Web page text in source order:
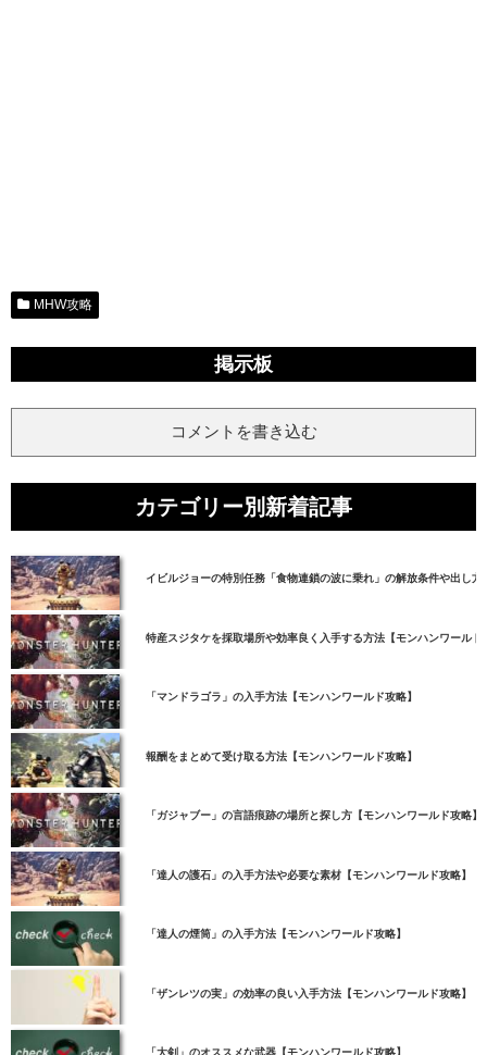
MHW攻略
掲示板
コメントを書き込む
カテゴリー別新着記事
イビルジョーの特別任務「食物連鎖の波に乗れ」の解放条件や出し
特産スジタケを採取場所や効率良く入手する方法【モンハンワールド
「マンドラゴラ」の入手方法【モンハンワールド攻略】
報酬をまとめて受け取る方法【モンハンワールド攻略】
「ガジャブー」の言語痕跡の場所と探し方【モンハンワールド攻略】
「達人の護石」の入手方法や必要な素材【モンハンワールド攻略】
「達人の煙筒」の入手方法【モンハンワールド攻略】
「ザンレツの実」の効率の良い入手方法【モンハンワールド攻略】
「大剣」のオススメな武器【モンハンワールド攻略】